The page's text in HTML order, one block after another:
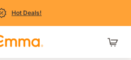
Hot Deals!